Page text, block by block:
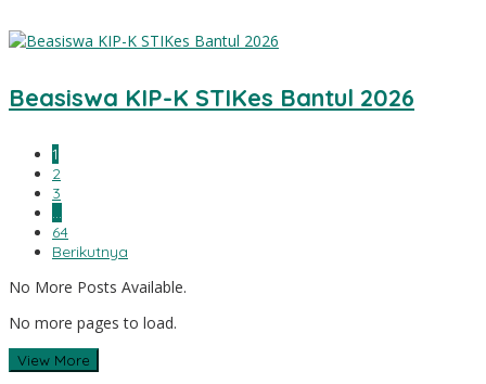
Beasiswa KIP-K STIKes Bantul 2026
1
2
3
…
64
Berikutnya
No More Posts Available.
No more pages to load.
View More